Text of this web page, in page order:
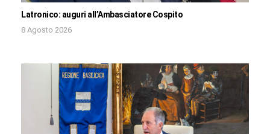
Latronico: auguri all’Ambasciatore Cospito
8 Agosto 2026